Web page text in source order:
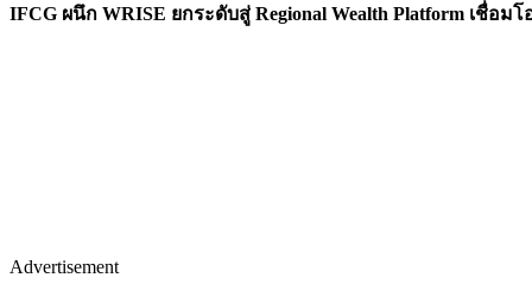
IFCG ผนึก WRISE ยกระดับสู่ Regional Wealth Platform เชื่อ
Advertisement